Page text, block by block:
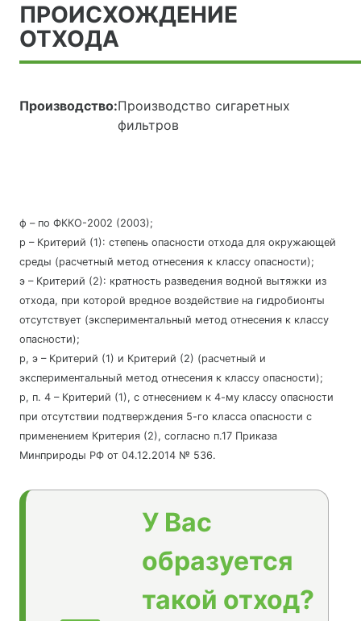
ПРОИСХОЖДЕНИЕ
ОТХОДА
Производство:Производство сигаретных
фильтров
ф – по ФККО-2002 (2003);
р – Критерий (1): степень опасности отхода для окружающей
среды (расчетный метод отнесения к классу опасности);
э – Критерий (2): кратность разведения водной вытяжки из
отхода, при которой вредное воздействие на гидробионты
отсутствует (экспериментальный метод отнесения к классу
опасности);
р, э – Критерий (1) и Критерий (2) (расчетный и
экспериментальный метод отнесения к классу опасности);
р, п. 4 – Критерий (1), с отнесением к 4-му классу опасности
при отсутствии подтверждения 5-го класса опасности с
применением Критерия (2), согласно п.17 Приказа
Минприроды РФ от 04.12.2014 № 536.
У Вас
образуется
такой отход?